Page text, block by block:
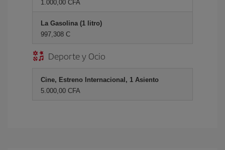
1.000,00 CFA
La Gasolina (1 litro)
997,308 C
Deporte y Ocio
Cine, Estreno Internacional, 1 Asiento
5.000,00 CFA